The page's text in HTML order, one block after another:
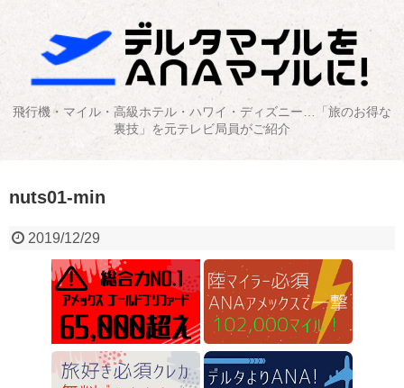
飛行機・マイル・高級ホテル・ハワイ・ディズニー…「旅のお得な
裏技」を元テレビ局員がご紹介
nuts01-min
2019/12/29